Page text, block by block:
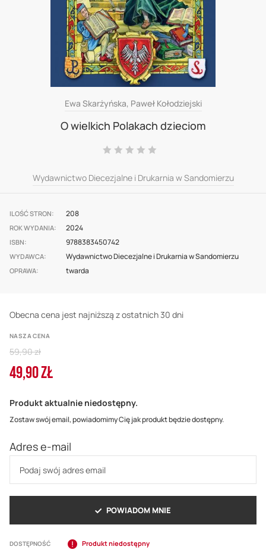
images
gallery
Ewa Skarżyńska, Paweł Kołodziejski
O wielkich Polakach dzieciom
Ocena:
Wydawnictwo Diecezjalne i Drukarnia w Sandomierzu
ILOŚĆ STRON 208
ROK WYDANIA 2024
ISBN 9788383450742
WYDAWCA Wydawnictwo Diecezjalne i Drukarnia w Sandomierzu
OPRAWA twarda
Obecna cena jest najniższą z ostatnich 30 dni
NASZA CENA
Cena
49,90 ZŁ
Regular
Price
59,90 zł
Produkt aktualnie niedostępny.
Zostaw swój email, powiadomimy Cię jak produkt będzie dostępny.
Adres e-mail
POWIADOM MNIE
DOSTĘPNOŚĆ Produkt niedostępny